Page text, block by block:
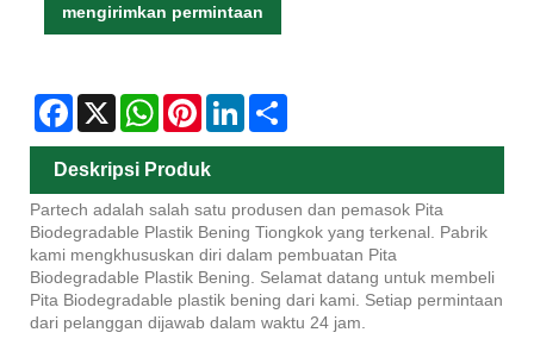
mengirimkan permintaan
Facebook
X WhatsAppPinterestLinkedIn
Deskripsi Produk
Partech adalah salah satu produsen dan pemasok Pita
Biodegradable Plastik Bening Tiongkok yang terkenal. Pabrik
kami mengkhususkan diri dalam pembuatan Pita
Biodegradable Plastik Bening. Selamat datang untuk membeli
Pita Biodegradable plastik bening dari kami. Setiap permintaan
dari pelanggan dijawab dalam waktu 24 jam.